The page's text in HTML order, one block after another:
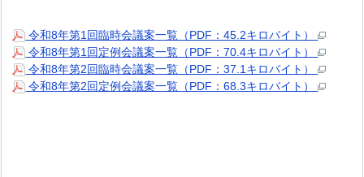
令和8年第1回臨時会議案一覧（PDF：45.2キロバイト）
令和8年第1回定例会議案一覧（PDF：70.4キロバイト）
令和8年第2回臨時会議案一覧（PDF：37.1キロバイト）
令和8年第2回定例会議案一覧（PDF：68.3キロバイト）